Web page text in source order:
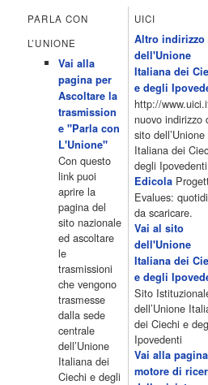
All News 16.05 Rotazione musicale
Club 19.30 19.30 Human Guinea
Monkeys 21.30 Sons of Butcher […]
programmiTv - ITALIA 1 4 Dicembre
Programmi 06.35 Cartoni Animati
10.10 Telefilm:Supercar 12.15 12.15
Aperto 13.00 Studio Sport 13.40
15.00 Telefilm:Paso adelante 15.55
Cartoni animati 18.30 Studio Aperto
19.35 Medici miei 20.05 Camera
fortuna 21.10 […]
Acor3.it
programmiTv - LA 7
4 Dicembre 2022
Programmi 06:00 - Tg La7/meteo/
Flash07:00 - Omnibus ? Rassegna
Omnibus09:50 - Coffee Break11:00 -
men� di Benedetta13:30 - Tg
Telefilm: Le strade di San Francisco
Una scuola di paura 16:30 […]
Acor3.it
programmiTv - CANALE 5 4
Programmi 2/3 06.00 TG5/Traffico/
TG5 Mattina 08.40 Mattino
PARLA CON
L’UNIONE
Vai alla
pagina per
Ascoltare la
trasmission
e "Parla con
L'Unione"
Con questo
link puoi
aprire la
pagina del
sito nazionale
ed ascoltare
le
trasmissioni
che vengono
trasmesse
dalla sede
centrale
dell’Unione
Italiana dei
Ciechi e degli
UICI
Altro indirizzo
dell'Unione
Italiana dei
e degli
http://
nuovo indirizzo
sito dell’Unione
Italiana dei
degli
Edicola
Evalues:
da scaricare.
Vai al sito
dell'Unione
Italiana dei
e degli
Sito
dell’Unione
dei Ciechi e
Ipovedenti
Vai alla
motore di